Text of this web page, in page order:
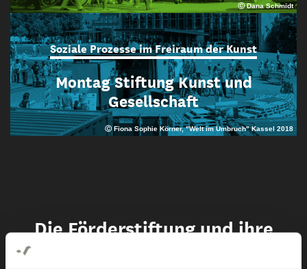
Ⓒ Dana Schmidt
Ⓒ Fiona Sophie Körner, "Welt im Umbruch" Kassel 2018
Soziale Prozesse im Freiraum der Kunst
Montag Stiftung Kunst und
Gesellschaft
Die Förderstiftung und ihre